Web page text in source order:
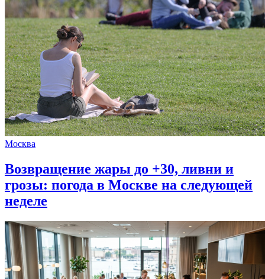
Москва
Возвращение жары до +30, ливни и
грозы: погода в Москве на следующей
неделе